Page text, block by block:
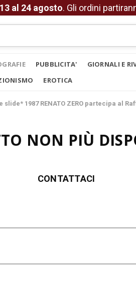
al 24 agosto. Gli ordini
PUBBLICITA' GIORNALI E
EROTICA
slide* 1987 RENATO ZERO partecipa al
NON PIÙ
CONTATTACI